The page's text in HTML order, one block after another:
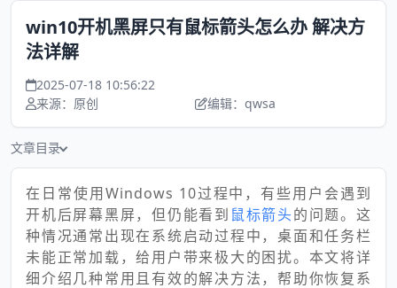
win10开机黑屏只有鼠标箭头怎么办 解决方
法详解
2025-07-18 10:56:22
来源：原创
编辑：qwsa
文章目录
在日常使用Windows 10过程中，有些用户会遇到
开机后屏幕黑屏，但仍能看到 鼠标箭头的问题。这
种情况通常出现在系统启动过程中，桌面和任务栏
未能正常加载，给用户带来极大的困扰。本文将详
细介绍几种常用且有效的解决方法，帮助你恢复系